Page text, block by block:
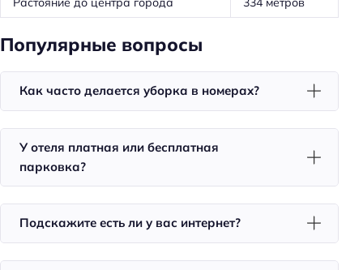
Тапочки
Телевизор в номере
Холодильник
Уборка
Санузел в номере
Питание
Кафе
Популярные вопросы
Как часто делается уборка в номерах?
У отеля платная или бесплатная
парковка?
Подскажите есть ли у вас интернет?